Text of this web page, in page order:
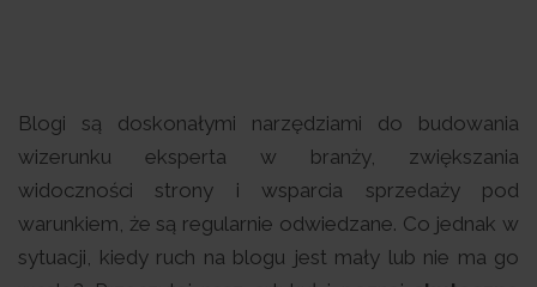
Blogi są doskonałymi narzędziami do budowania
wizerunku eksperta w branży, zwiększania
widoczności strony i wsparcia sprzedaży pod
warunkiem, że są regularnie odwiedzane. Co jednak w
sytuacji, kiedy ruch na blogu jest mały lub nie ma go